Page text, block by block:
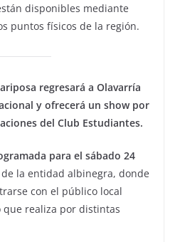
disponibles mediante
puntos físicos de la región.
regresará a Olavarría
y ofrecerá un show por
del Club Estudiantes.
para el sábado 24
la entidad albinegra, donde
con el público local
realiza por distintas